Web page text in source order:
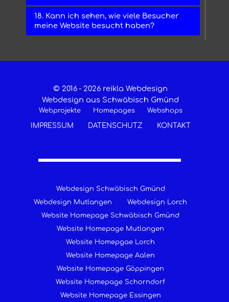
18. Kann ich sehen, wie viele Besucher
meine Website besucht haben?
© 2016 - 2026 reikla Webdesign
Webdesign aus Schwäbisch Gmünd
Webprojekte Homepages Webshops
IMPRESSUM DATENSCHUTZ KONTAKT
Webdesign Schwäbisch Gmünd
Webdesign Mutlangen
Webdesign Lorch
Website Homepage Schwäbisch Gmünd
Website Homepage Mutlangen
Website Homepgae Lorch
Website Homepage Aalen
Website Homepage Göppingen
Website Homepage Schorndorf
Website Homepage Essingen